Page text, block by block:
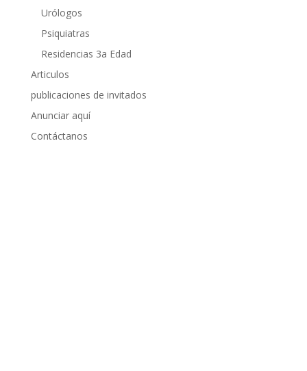
Urólogos
Psiquiatras
Residencias 3a Edad
Articulos
publicaciones de invitados
Anunciar aquí
Contáctanos